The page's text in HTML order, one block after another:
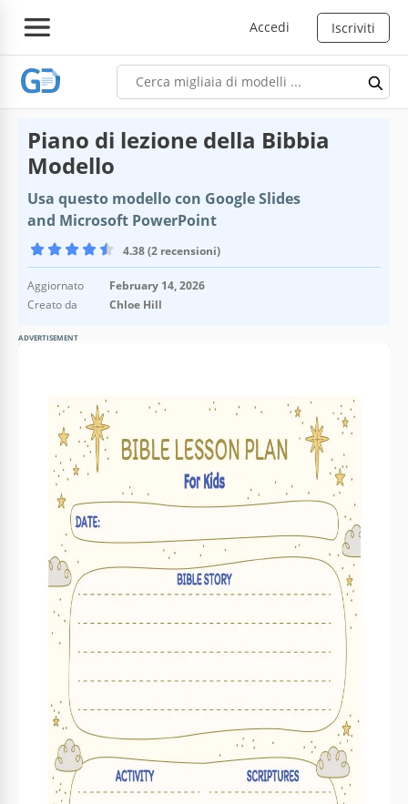
Accedi Iscriviti
Piano di lezione della Bibbia
Modello
Usa questo modello con Google Slides
and Microsoft PowerPoint
4.38 (2 recensioni)
Aggiornato
February 14, 2026
Creato da
Chloe Hill
ADVERTISEMENT